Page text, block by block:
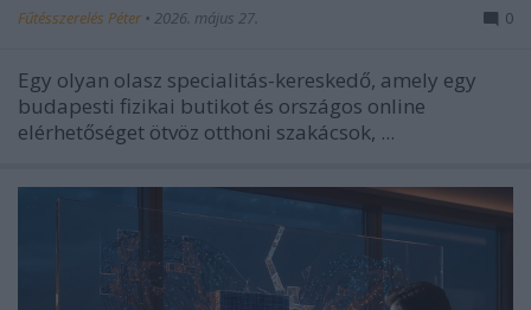
Fűtésszerelés Péter • 2026. május 27. 0
Egy olyan olasz specialitás-kereskedő, amely egy
budapesti fizikai butikot és országos online
elérhetőséget ötvöz otthoni szakácsok, ...